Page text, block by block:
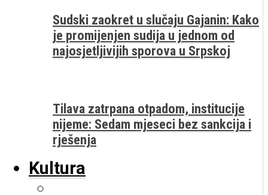
Sudski zaokret u slučaju Gajanin: Kako
je promijenjen sudija u jednom od
najosjetljivijih sporova u Srpskoj
Tilava zatrpana otpadom, institucije
nijeme: Sedam mjeseci bez sankcija i
rješenja
Kultura